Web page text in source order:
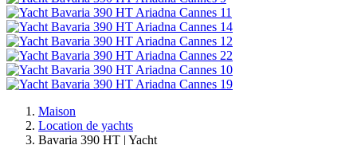
Maison
Location de yachts
Bavaria 390 HT | Yacht